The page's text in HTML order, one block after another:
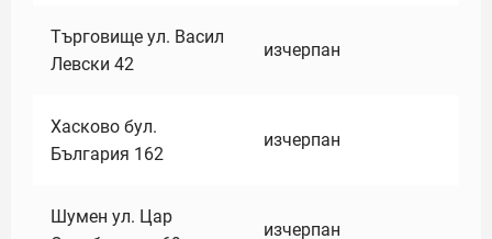
Търговище ул. Васил
Левски 42
изчерпан
Хасково бул.
България 162
изчерпан
Шумен ул. Цар
изчерпан